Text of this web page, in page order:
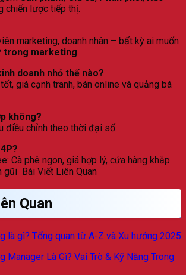
chiến lược tiếp thị.
marketing, doanh nhân – bất kỳ ai muốn
trong marketing.
doanh nhỏ thế nào?
giá cạnh tranh, bán online và quảng bá
không?
điều chỉnh theo thời đại số.
Cà phê ngon, giá hợp lý, cửa hàng khắp
gũi Bài Viết Liên Quan
Quan
là gì? Tổng quan từ A-Z và Xu hướng 2025
Manager Là Gì? Vai Trò & Kỹ Năng Trong